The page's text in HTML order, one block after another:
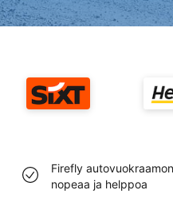
Firefly
nopeaa ja helppoa